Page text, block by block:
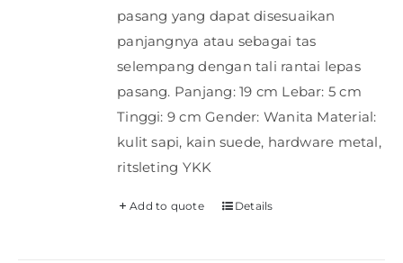
pasang yang dapat disesuaikan
panjangnya atau sebagai tas
selempang dengan tali rantai lepas
pasang. Panjang: 19 cm Lebar: 5 cm
Tinggi: 9 cm Gender: Wanita Material:
kulit sapi, kain suede, hardware metal,
ritsleting YKK
Add to quote Details